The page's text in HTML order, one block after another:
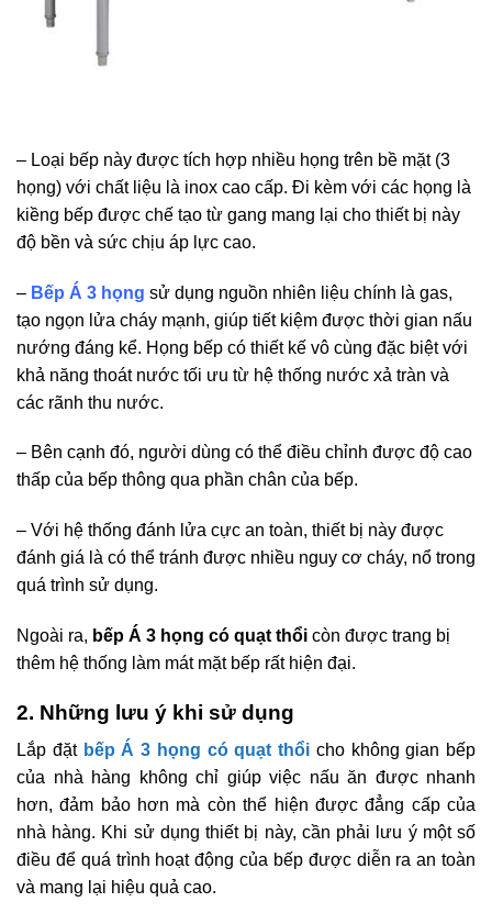
– Loại bếp này được tích hợp nhiều họng trên bề mặt (3
họng) với chất liệu là inox cao cấp. Đi kèm với các họng là
kiềng bếp được chế tạo từ gang mang lại cho thiết bị này
độ bền và sức chịu áp lực cao.
– Bếp Á 3 họng sử dụng nguồn nhiên liệu chính là gas,
tạo ngọn lửa cháy mạnh, giúp tiết kiệm được thời gian nấu
nướng đáng kể. Họng bếp có thiết kế vô cùng đặc biệt với
khả năng thoát nước tối ưu từ hệ thống nước xả tràn và
các rãnh thu nước.
– Bên cạnh đó, người dùng có thể điều chỉnh được độ cao
thấp của bếp thông qua phần chân của bếp.
– Với hệ thống đánh lửa cực an toàn, thiết bị này được
đánh giá là có thể tránh được nhiều nguy cơ cháy, nổ trong
quá trình sử dụng.
Ngoài ra, bếp Á 3 họng có quạt thổi còn được trang bị
thêm hệ thống làm mát mặt bếp rất hiện đại.
2. Những lưu ý khi sử dụng
Lắp đặt bếp Á 3 họng có quạt thổi cho không gian bếp
của nhà hàng không chỉ giúp việc nấu ăn được nhanh
hơn, đảm bảo hơn mà còn thể hiện được đẳng cấp của
nhà hàng. Khi sử dụng thiết bị này, cần phải lưu ý một số
điều để quá trình hoạt động của bếp được diễn ra an toàn
và mang lại hiệu quả cao.